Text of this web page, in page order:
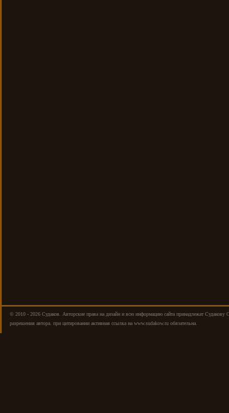
© 2010 - 2026 Cудаков. Авторские права на дизайн и всю информацию сайта принадлежат Судакову
разрешения автора. при цитировании активная ссылка на www.sudakow.ru обязательна.